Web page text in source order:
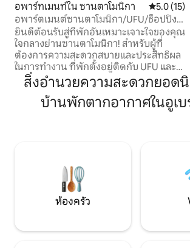
อพาร์ทเมนท์ใน ซานตาโมนิกา คะแนนเฉลี่
5.0 (15)
อพาร์ตเมนต์ซานตาโมนิกา/UFU/ช็อปปิง
โคเวิร์กกิง/ศิลปะ/วิชาการ
ยินดีต้อนรับสู่ที่พักอันเหมาะเจาะใจของคุณ
ใจกลางย่านซานตาโมนิกา! สำหรับผู้ที่
ต้องการความสะดวกสบายและประสิทธิผล
ในการทำงาน ที่พักตั้งอยู่ติดกับ UFU และ
เซ็นเตอร์ช็อปปิง เรามี Wi-Fi ความเร็วสูงและ
เครื่องปรับอากาศเพื่อสภาพอากาศที่
สมบูรณ์แบบ อาคารมีพื้นที่ทำงานร่วมแบบ
มืออาชีพ ศูนย์ฟิตเนสที่มีอุปกรณ์ครบครัน
เพลิดเพลินกับประสบการณ์ Uberlândia สุด
พิเศษที่มีทุกอย่างเพียงปลายนิ้วสัมผัส!
สิ่งอำนวยความสะดวกยอด
บ้านพักตากอากาศในอูเบ
ห้องครัว